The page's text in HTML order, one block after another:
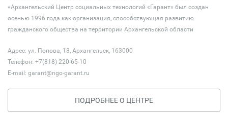
«Архангельский Центр социальных технологий «Гарант» был создан
осенью 1996 года как организация, способствующая развитию
гражданского общества на территории Архангельской области
Адрес: ул. Попова, 18, Архангельск, 163000
Телефон: +7(818) 220-65-10
E-mail: garant@ngo-garant.ru
ПОДРОБНЕЕ О ЦЕНТРЕ